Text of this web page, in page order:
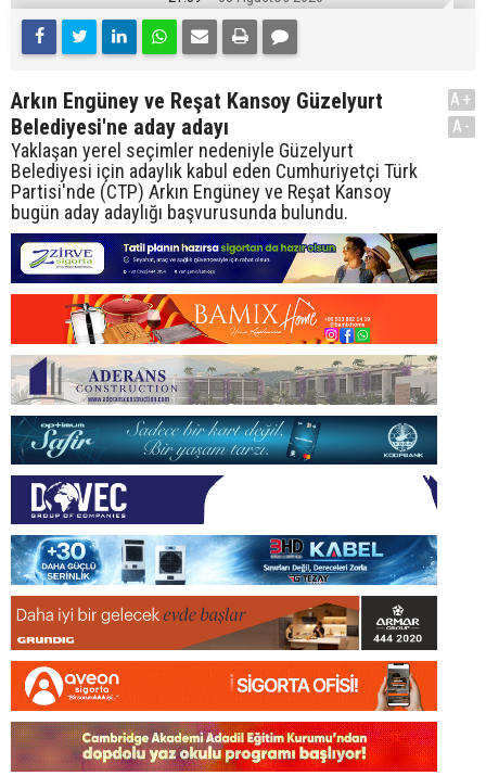
Arkın Engüney ve Reşat Kansoy Güzelyurt
Belediyesi'ne aday adayı
Yaklaşan yerel seçimler nedeniyle Güzelyurt
Belediyesi için adaylık kabul eden Cumhuriyetçi Türk
Partisi'nde (CTP) Arkın Engüney ve Reşat Kansoy
bugün aday adaylığı başvurusunda bulundu.
A+
A-